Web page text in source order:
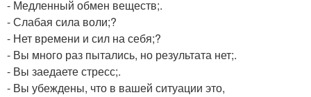
- Медленный обмен веществ;.
- Слабая сила воли;?
- Нет времени и сил на себя;?
- Вы много раз пытались, но результата нет;.
- Вы заедаете стресс;.
- Вы убеждены, что в вашей ситуации это,